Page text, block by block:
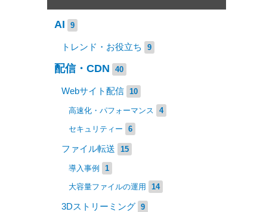
AI 9
トレンド・お役立ち 9
配信・CDN 40
Webサイト配信 10
高速化・パフォーマンス 4
セキュリティー 6
ファイル転送 15
導入事例 1
大容量ファイルの運用 14
3Dストリーミング 9